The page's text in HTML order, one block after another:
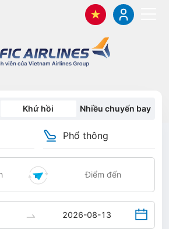
Khứ hồi Nhiều chuyến bay
Phổ thông